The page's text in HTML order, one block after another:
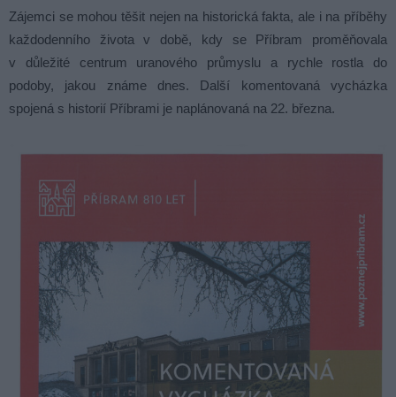
Zájemci se mohou těšit nejen na historická fakta, ale i na příběhy
každodenního života v době, kdy se Příbram proměňovala
v důležité centrum uranového průmyslu a rychle rostla do
podoby, jakou známe dnes. Další komentovaná vycházka
spojená s historií Příbrami je naplánovaná na 22. března.